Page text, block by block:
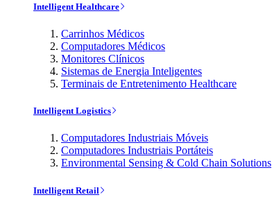
Intelligent Healthcare
Carrinhos Médicos
Computadores Médicos
Monitores Clínicos
Sistemas de Energia Inteligentes
Terminais de Entretenimento Healthcare
Intelligent Logistics
Computadores Industriais Móveis
Computadores Industriais Portáteis
Environmental Sensing & Cold Chain Solutions
Intelligent Retail